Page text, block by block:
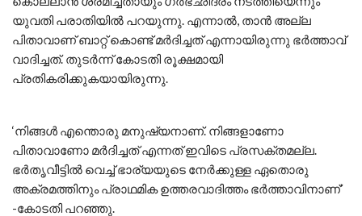
യുവതി പരാതിയിൽ പറയുന്നു. എന്നാൽ, താൻ അല്ല
പിതാവാണ് ബാറ്റ് കൊണ്ട് മർദിച്ചത് എന്നായിരുന്നു ഭർത്താവ്
വാദിച്ചത്. തുടർന്ന് കോടതി രൂക്ഷമായി
പ്രതികരിക്കുകയായിരുന്നു.
‘നിങ്ങൾ എന്തൊരു മനുഷ്യനാണ്. നിങ്ങളാണോ
പിതാവാണോ മർദിച്ചത് എന്നത് ഇവിടെ പ്രസക്തമല്ല.
ഭർതൃവീട്ടിൽ വെച്ച് ഭാര്യയുടെ നേർക്കുള്ള ഏതൊരു
അക്രമത്തിനും പ്രാഥമിക ഉത്തരവാദിത്തം ഭർത്താവിനാണ്’
-കോടതി പറഞ്ഞു.